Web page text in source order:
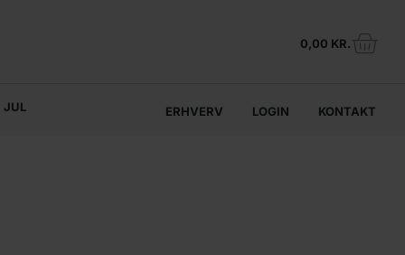
0,00 KR.
JUL ERHVERV LOGIN KONTAKT